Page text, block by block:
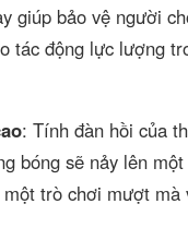
giúp bảo vệ người
tác động lực lượng
: Tính đàn hồi của
bóng sẽ nảy lên
trò chơi mượt mà